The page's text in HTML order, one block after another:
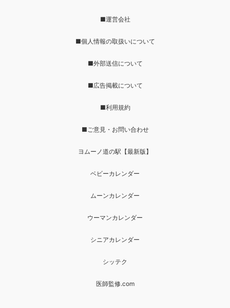
■運営会社
■個人情報の取扱いについて
■外部送信について
■広告掲載について
■利用規約
■ご意見・お問い合わせ
ヨムーノ道の駅【最新版】
ベビーカレンダー
ムーンカレンダー
ウーマンカレンダー
シニアカレンダー
シッテク
医師監修.com